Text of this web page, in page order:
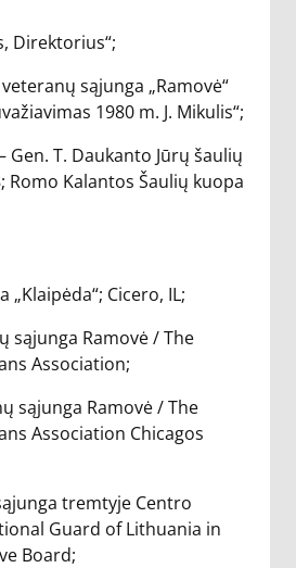
Direktorius“;
sąjunga „Ramovė“
1980 m. J. Mikulis“;
Gen. T. Daukanto Jūrų šaulių
Romo Kalantos Šaulių kuopa
„Klaipėda“; Cicero, IL;
sąjunga Ramovė / The
Association;
sąjunga Ramovė / The
Association Chicagos
tremtyje Centro
Guard of Lithuania in
Board;